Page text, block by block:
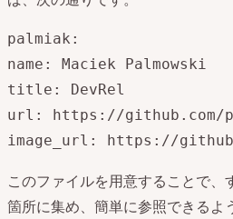
palmiak:
name: Maciek Palmowski
title: DevRel
url: https://github.com/
image_url: https://
このファイルを用意することで、
箇所に集め、簡単に参照できるよ